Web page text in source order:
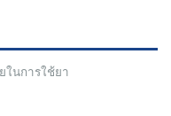
ในการใช้ยา